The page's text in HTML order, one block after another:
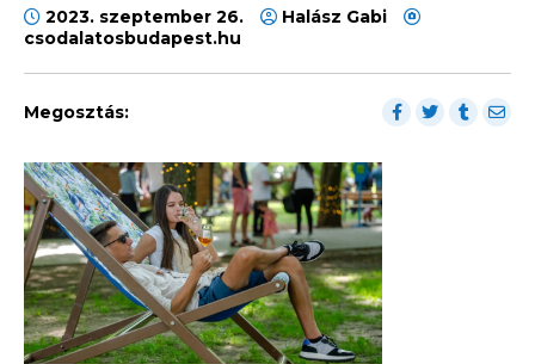
2023. szeptember 26.
Halász Gabi
csodalatosbudapest.hu
Megosztás: